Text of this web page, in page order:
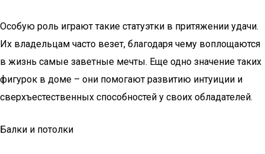
Особую роль играют такие статуэтки в притяжении удачи.
Их владельцам часто везет, благодаря чему воплощаются
в жизнь самые заветные мечты. Еще одно значение таких
фигурок в доме – они помогают развитию интуиции и
сверхъестественных способностей у своих обладателей.
Балки и потолки